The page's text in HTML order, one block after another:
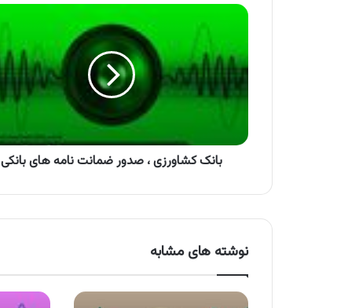
بانک
صدور
ضمانت
نامه
بانک کشاورزی ، صدور ضمانت نامه های بانکی
نوشته های مشابه